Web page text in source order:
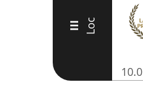
III Loc
10.0